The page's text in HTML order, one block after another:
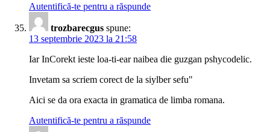
Autentifică-te pentru a răspunde
trozbarecgus spune:
13 septembrie 2023 la 21:58
Iar InCorekt ieste loa-ti-ear naibea die guzgan pshycodelic.
Invetam sa scriem corect de la siylber sefu"
Aici se da ora exacta in gramatica de limba romana.
Autentifică-te pentru a răspunde